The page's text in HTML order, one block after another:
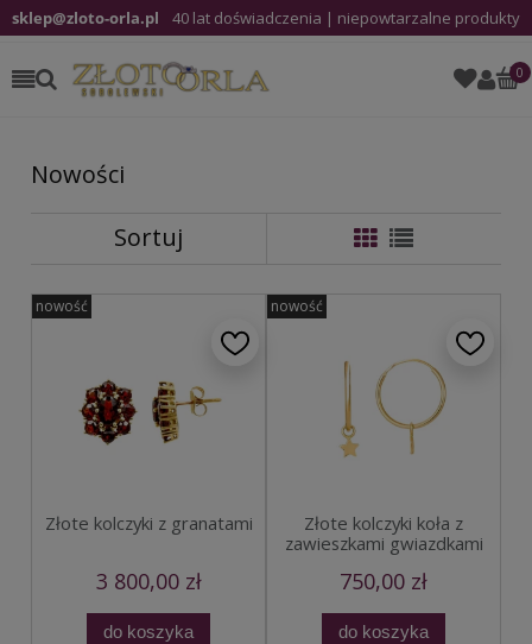
sklep@zloto-orla.pl 40 lat doświadczenia | niepowtarzalne produkty
Nowości
Sortuj
Złote kolczyki z granatami
3 800,00 zł
do koszyka
nowość
Złote kolczyki koła z
zawieszkami gwiazdkami
750,00 zł
do koszyka
nowość